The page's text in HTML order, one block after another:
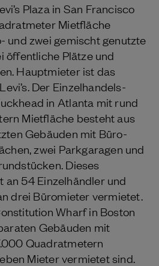
Plaza in San Francisco
Mietfläche
und zwei gemischt genutzte
öffentliche Plätze und
Hauptmieter ist das
Der Einzelhandels-
in Atlanta mit rund
Mietfläche besteht aus
Gebäuden mit Büro-
zwei Parkgaragen und
Dieses
an 54 Einzelhändler und
drei Büromieter vermietet.
Wharf in Boston
Gebäuden mit
Quadratmetern
Mieter vermietet sind.